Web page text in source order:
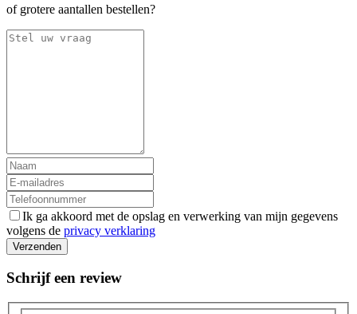
of grotere aantallen bestellen?
Ik ga akkoord met de opslag en verwerking van mijn gegevens
volgens de privacy verklaring
Verzenden
Schrijf een review